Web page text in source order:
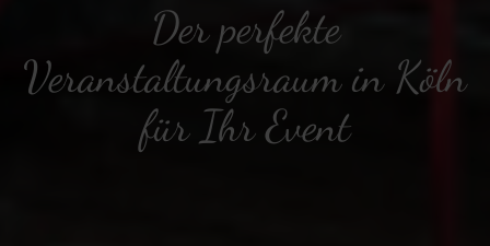
Der perfekte
Veranstaltungsraum in Köln
für Ihr Event